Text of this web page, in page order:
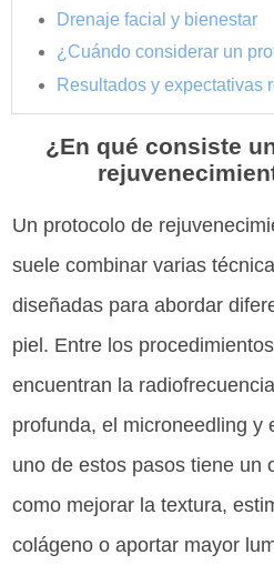
Drenaje facial y bienestar
¿Cuándo considerar un
Resultados y expectativas
¿En qué consiste
Un protocolo de
suele combinar varias
diseñadas para abordar
piel. Entre los
encuentran la
profunda, el microneedling y
uno de estos pasos tiene un
como mejorar la textura,
colágeno o aportar mayor